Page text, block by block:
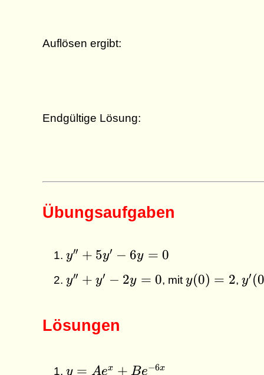
Auflösen ergibt:
Endgültige Lösung:
Übungsaufgaben
y''+5y'-6y=0
y′′ + 5y′ − 6y = 0
y''+y'-2y=0
y′′ + y′ − 2y = 0, mity(0)=2
y(0) = 2, y′ (0
Lösungen
y=Ae^{x}+Be^{-6x}
y = Aex + Be−6x